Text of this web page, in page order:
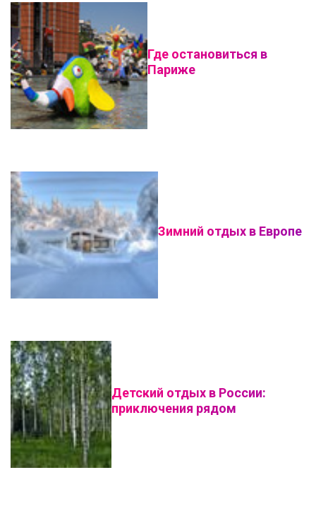
Где остановиться в
Париже
Зимний отдых в Европе
Детский отдых в России:
приключения рядом